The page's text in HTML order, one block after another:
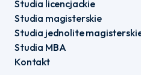
Studia licencjackie
Studia magisterskie
Studia jednolite
Studia MBA
Kontakt